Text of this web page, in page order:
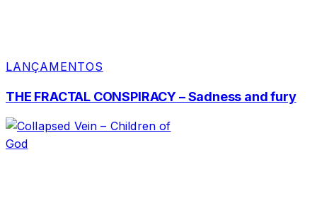
LANÇAMENTOS
THE FRACTAL CONSPIRACY – Sadness and fury